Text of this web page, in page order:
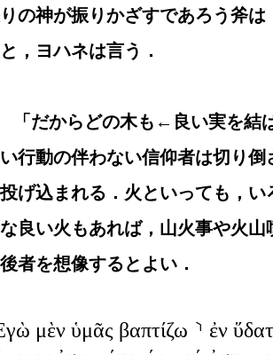
の神が振りかざすであろう斧は
，ヨハネは言う．
「だからどの木も←良い実を結
行動の伴わない信仰者は切り倒
げ込まれる．火といっても，
良い火もあれば，山火事や火
者を想像するとよい．
μὲν ὑμᾶς βαπτίζω ⸃ ἐν